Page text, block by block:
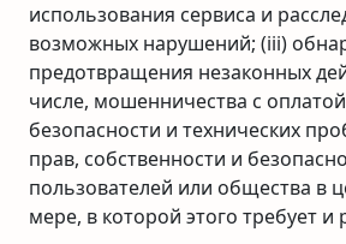
использования сервиса и
возможных нарушений; (iii)
предотвращения незаконных
числе, мошенничества с
безопасности и технических
прав, собственности и
пользователей или общества в
мере, в которой этого требует и